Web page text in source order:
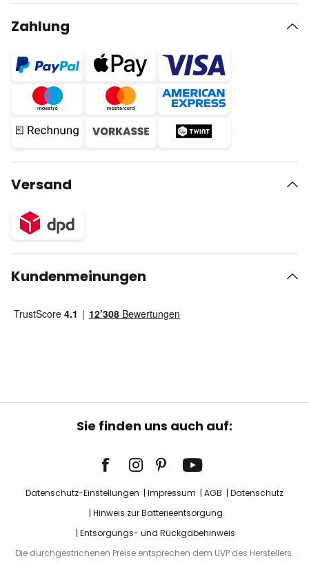
Zahlung
Versand
Kundenmeinungen
Sie finden uns auch auf:
Datenschutz-Einstellungen Impressum AGB
Datenschutz
Hinweis zur Batterieentsorgung
Entsorgungs- und Rückgabehinweis
Die durchgestrichenen Preise entsprechen dem UVP des Herstellers.